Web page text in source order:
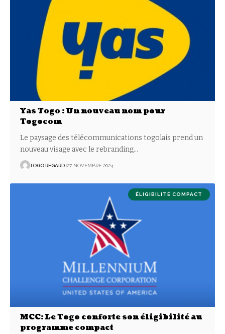
Yas Togo : Un nouveau nom pour
Togocom
Le paysage des télécommunications togolais prend un
nouveau visage avec le rebranding…
TOGO REGARD 27 NOVEMBRE 2024
ÉLIGIBILITÉ COMPACT
MCC: Le Togo conforte son éligibilité au
programme compact